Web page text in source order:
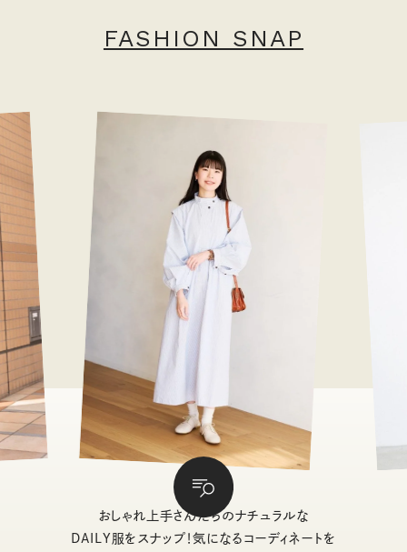
FASHION SNAP
おしゃれ上手さんたちのナチュラルな
DAILY服をスナップ！気になるコーディネートを